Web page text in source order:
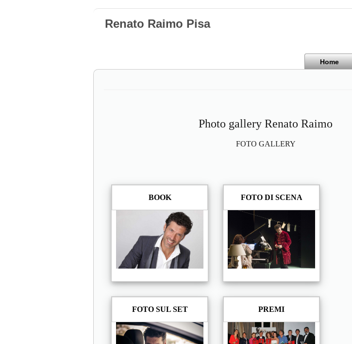
Renato Raimo Pisa
Home
Photo gallery Renato Raimo
FOTO GALLERY
BOOK FOTO DI SCENA
FOTO SUL SET PREMI